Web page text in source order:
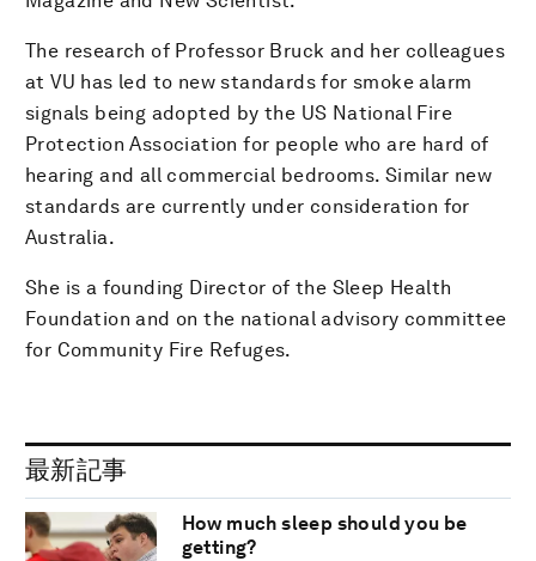
The research of Professor Bruck and her colleagues
at VU has led to new standards for smoke alarm
signals being adopted by the US National Fire
Protection Association for people who are hard of
hearing and all commercial bedrooms. Similar new
standards are currently under consideration for
Australia.
She is a founding Director of the Sleep Health
Foundation and on the national advisory committee
for Community Fire Refuges.
最新記事
How much sleep should you be
getting?